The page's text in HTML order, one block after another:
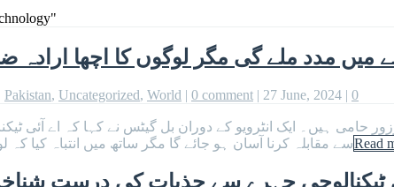
میں مدد ملے گی مگر لوگوں کا اچھا
Pakistan, Uncategorized, World | 0 comment | 27 June, 2024 | 0
ہیں۔ ایک انٹرویو کے دوران بل گیٹس نے کہا کہ اے آئی
سے مقابلہ کرنا آسان ہو جائے گا مگر ساتھ میں انتباہ کیا کہRead
ٹیکنالوجی چہرے سے جذبات کی درست